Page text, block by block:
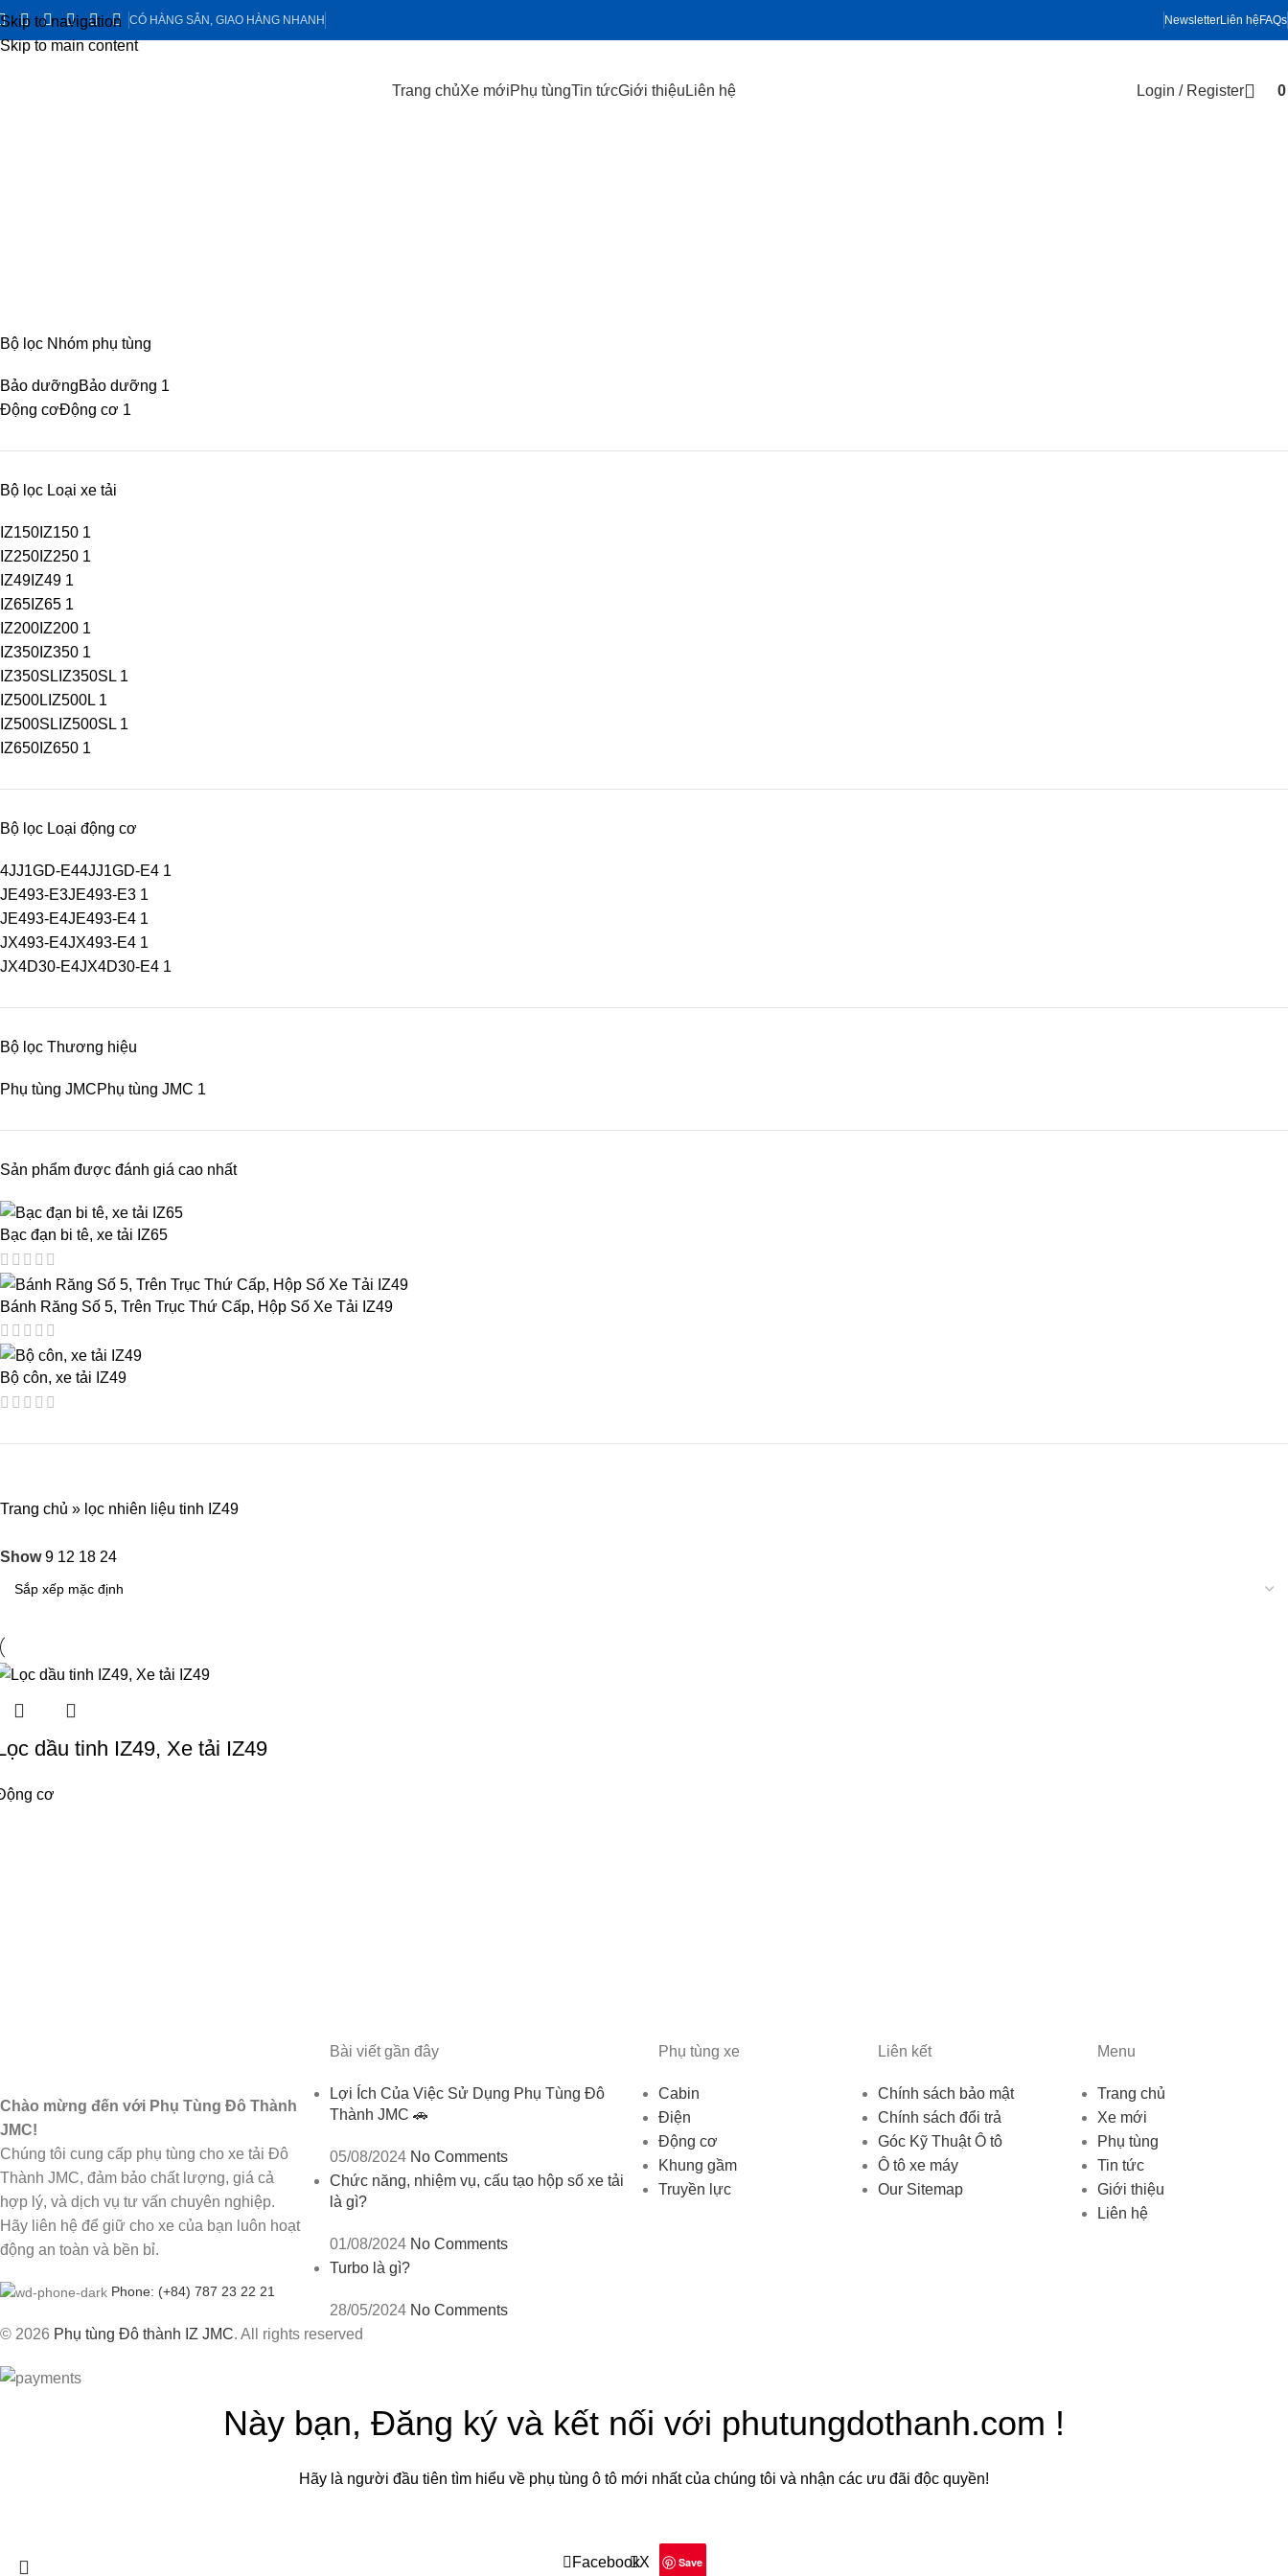
Skip to navigation
Skip to main content
CÓ HÀNG SẴN, GIAO HÀNG NHANH NewsletterLiên hệ FAQs
Trang chủXe mớiPhụ tùngTin tứcGiới thiệu Liên hệ Login / Register
Bộ lọc Nhóm phụ tùng
Bảo dưỡngBảo dưỡng 1
Động cơĐộng cơ 1
Bộ lọc Loại xe tải
IZ150 IZ150 1
IZ250 IZ250 1
IZ49 IZ49 1
IZ65 IZ65 1
IZ200 IZ200 1
IZ350 IZ350 1
IZ350SL IZ350SL 1
IZ500L IZ500L 1
IZ500SL IZ500SL 1
IZ650 IZ650 1
Bộ lọc Loại động cơ
4JJ1GD-E44JJ1GD-E4 1
JE493-E3JE493-E3 1
JE493-E4JE493-E4 1
JX493-E4JX493-E4 1
JX4D30-E4JX4D30-E4 1
Bộ lọc Thương hiệu
Phụ tùng JMCPhụ tùng JMC 1
Sản phẩm được đánh giá cao nhất
Bạc đạn bi tê, xe tải IZ65
Bánh Răng Số 5, Trên Trục Thứ Cấp, Hộp Số Xe Tải IZ49
Bộ côn, xe tải IZ49
Trang chủ » lọc nhiên liệu tinh IZ49
Show9 12 18 24
dầu tinh IZ49, Xe tải IZ49
cơ
Chào mừng đến với Phụ Tùng Đô Thành
JMC!
Chúng tôi cung cấp phụ tùng cho xe tải Đô
Thành JMC, đảm bảo chất lượng, giá cả
hợp lý, và dịch vụ tư vấn chuyên nghiệp.
Hãy liên hệ để giữ cho xe của bạn luôn hoạt
động an toàn và bền bỉ.
Phone: (+84) 787 23 22 21
Bài viết gần đây
Lợi Ích Của Việc Sử Dụng Phụ Tùng Đô
Thành JMC 🚗
05/08/2024 No Comments
Chức năng, nhiệm vụ, cấu tạo hộp số xe tải
là gì?
01/08/2024 No Comments
Turbo là gì?
28/05/2024 No Comments
Phụ tùng xe
Cabin
Điện
Động cơ
Khung gầm
Truyền lực
Liên kết
Chính sách bảo mật
Chính sách đổi trả
Góc Kỹ Thuật Ô tô
Ô tô xe máy
Our Sitemap
Menu
Trang chủ
Xe mới
Phụ tùng
Tin tức
Giới thiệu
Liên hệ
© 2026 Phụ tùng Đô thành IZ JMC. All rights reserved
Này bạn, Đăng ký và kết nối với phutungdothanh.com !
Hãy là người đầu tiên tìm hiểu về phụ tùng ô tô mới nhất của chúng tôi và nhận các ưu đãi độc quyền!
FacebookX Save